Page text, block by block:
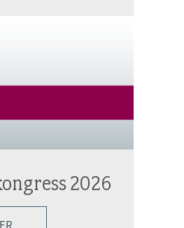
2026